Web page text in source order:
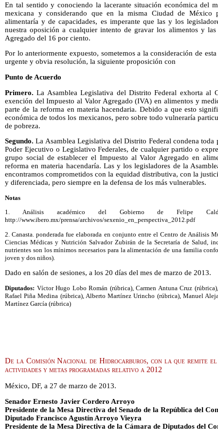
En tal sentido y conociendo la lacerante situación económica del
mexicana y considerando que en la misma Ciudad de México
alimentaría y de capacidades, es imperante que las y los
nuestra oposición a cualquier intento de gravar los alimentos y
Agregado del 16 por ciento.
Por lo anteriormente expuesto, sometemos a la consideración de
urgente y obvia resolución, la siguiente proposición con
Punto de Acuerdo
Primero.La Asamblea Legislativa del Distrito Federal exhorta al
exención del Impuesto al Valor Agregado (IVA) en alimentos y
parte de la reforma en materia hacendaria. Debido a que esto
económica de todos los mexicanos, pero sobre todo vulneraría
de pobreza.
Segundo.La Asamblea Legislativa del Distrito Federal condena
Poder Ejecutivo o Legislativo Federales, de cualquier partido o
grupo social de establecer el Impuesto al Valor Agregado en
reforma en materia hacendaría. Las y los legisladores de la
encontramos comprometidos con la equidad distributiva, con la
y diferenciada, pero siempre en la defensa de los más vulnerables.
Notas
1. Análisis académico del Gobierno de Felipe
http://www.ibero.mx/prensa/archivos/sexenio_en_perspectiva_2012.pdf
2. Canasta. ponderada fue elaborada en conjunto entre el Centro de
Ciencias Médicas y Nutrición Salvador Zubirán de la Secretaría de Salud,
nutrientes son los mínimos necesarios para la alimentación de una familia
joven y dos niños).
Dado en salón de sesiones, a los 20 días del mes de marzo de 2013.
Diputados: Víctor Hugo Lobo Román (rúbrica), Carmen Antuna Cruz
Rafael Piña Medina (rúbrica), Alberto Martínez Urincho (rúbrica), Manuel
Martínez García (rúbrica)
De la Comisión Nacional de Hidrocarburos, con la que remite
actividades y metas programadas relativo a 2012
México, DF, a 27 de marzo de 2013.
Senador Ernesto Javier Cordero Arroyo
Presidente de la Mesa Directiva del Senado de la República del
Diputado Francisco Agustín Arroyo Vieyra
Presidente de la Mesa Directiva de la Cámara de Diputados del